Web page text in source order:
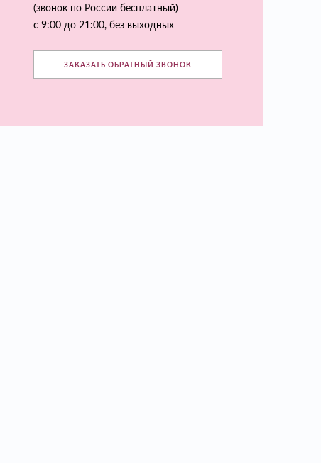
(звонок по России бесплатный)
с 9:00 до 21:00, без выходных
ЗАКАЗАТЬ ОБРАТНЫЙ ЗВОНОК